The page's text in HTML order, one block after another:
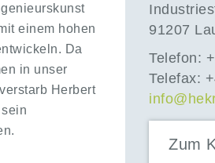
einem hohen
Da
in unser
Herbert
91207
Telefon:
Telefax:
Zum